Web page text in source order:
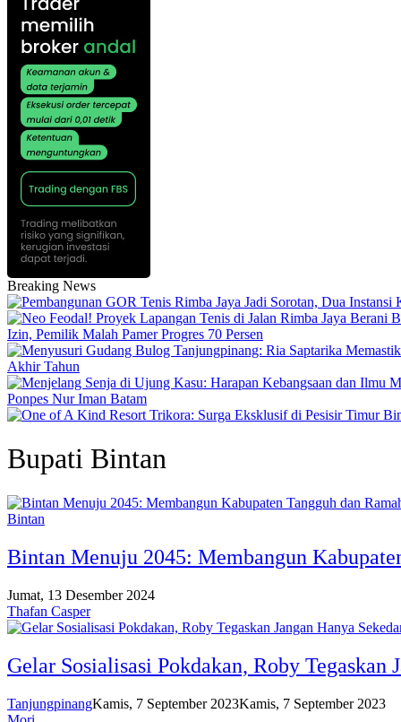
Breaking News
Izin, Pemilik Malah Pamer Progres 70 Persen
Akhir Tahun
Ponpes Nur Iman Batam
Bupati Bintan
Bintan
Bintan Menuju 2045: Membangun
Jumat, 13 Desember 2024
Thafan Casper
Gelar Sosialisasi Pokdakan, Roby Tegaskan
TanjungpinangKamis, 7 September 2023Kamis, 7 September 2023